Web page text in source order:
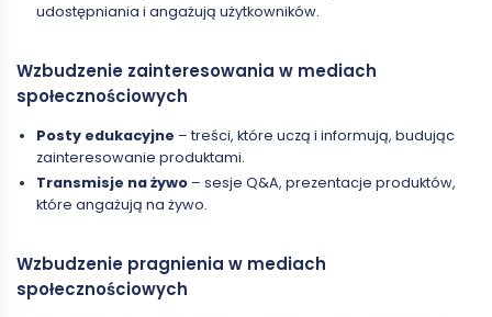
udostępniania i angażują użytkowników.
Wzbudzenie zainteresowania w mediach
społecznościowych
Posty edukacyjne – treści, które uczą i informują, budując
zainteresowanie produktami.
Transmisje na żywo– sesje Q&A, prezentacje produktów,
które angażują na żywo.
Wzbudzenie pragnienia w mediach
społecznościowych